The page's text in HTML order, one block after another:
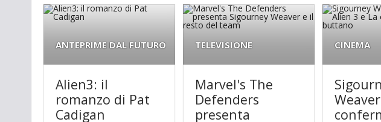
ANTEPRIME DAL FUTURO
Alien3: il
romanzo di Pat
Cadigan
TELEVISIONE
Marvel's The
Defenders
presenta
CINEMA
Weaver